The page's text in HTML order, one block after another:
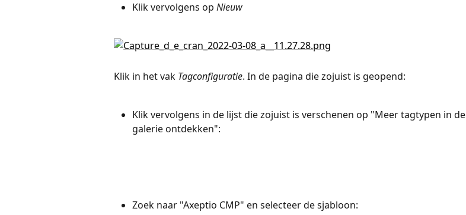
Klik vervolgens op Nieuw
Klik in het vak Tagconfiguratie. In de pagina die zojuist is geopend:
Klik vervolgens in de lijst die zojuist is verschenen op "Meer tagtypen in de
galerie ontdekken":
Zoek naar "Axeptio CMP" en selecteer de sjabloon: